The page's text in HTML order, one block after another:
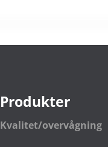
Produkter
Kvalitet/overvågning